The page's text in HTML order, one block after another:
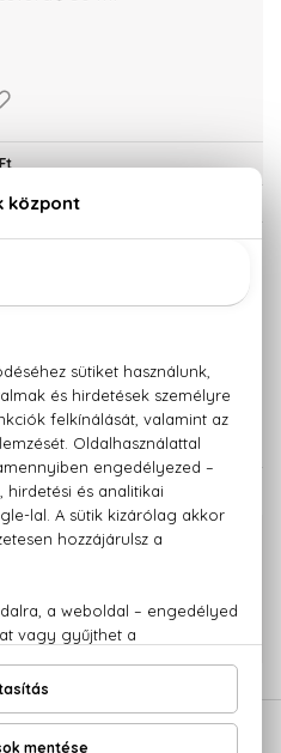
100 ml
41.490 Ft
TERMÉKEK
visszaküldési garanciával
ügyfélszolgálatunkat:
+36 20